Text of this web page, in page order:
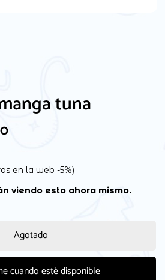
tuna
en la web -5%)
viendo esto ahora mismo.
Agotado
cuando esté disponible